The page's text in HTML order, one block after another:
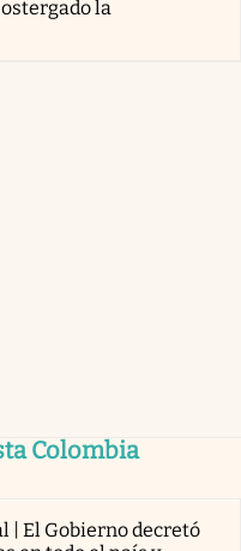
la
Colombia
| El Gobierno decretó